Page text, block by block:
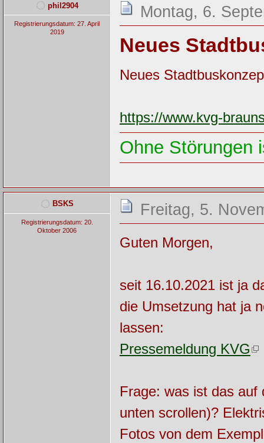
phil2904
Registrierungsdatum: 27. April
2019
Montag, 6.
Neues
Neues
https://www.kvg-
Ohne Störungen
BSKS
Registrierungsdatum: 20.
Oktober 2006
Freitag, 5.
Guten Morgen,
seit 16.10.2021 ist ja
die Umsetzung hat ja
lassen:
Pressemeldung KVG
Frage: was ist das
unten scrollen)?
Fotos von dem